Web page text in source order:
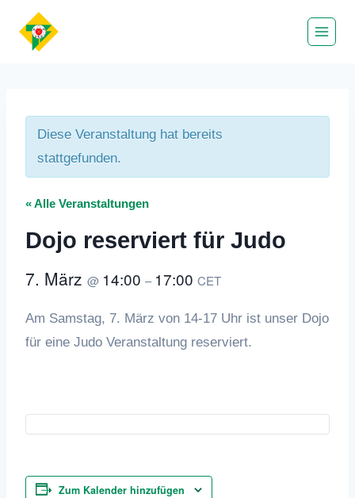
Inhalt
Diese Veranstaltung hat bereits
stattgefunden.
« Alle Veranstaltungen
Dojo reserviert für Judo
7. März @ 14:00 – 17:00 CET
Am Samstag, 7. März von 14-17 Uhr ist unser Dojo
für eine Judo Veranstaltung reserviert.
Zum Kalender hinzufügen